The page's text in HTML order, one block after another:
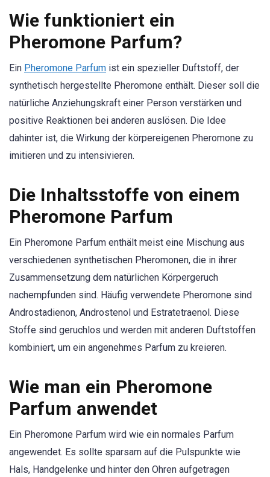
Wie funktioniert ein
Pheromone Parfum?
Ein Pheromone Parfum ist ein spezieller Duftstoff, der
synthetisch hergestellte Pheromone enthält. Dieser soll die
natürliche Anziehungskraft einer Person verstärken und
positive Reaktionen bei anderen auslösen. Die Idee
dahinter ist, die Wirkung der körpereigenen Pheromone zu
imitieren und zu intensivieren.
Die Inhaltsstoffe von einem
Pheromone Parfum
Ein Pheromone Parfum enthält meist eine Mischung aus
verschiedenen synthetischen Pheromonen, die in ihrer
Zusammensetzung dem natürlichen Körpergeruch
nachempfunden sind. Häufig verwendete Pheromone sind
Androstadienon, Androstenol und Estratetraenol. Diese
Stoffe sind geruchlos und werden mit anderen Duftstoffen
kombiniert, um ein angenehmes Parfum zu kreieren.
Wie man ein Pheromone
Parfum anwendet
Ein Pheromone Parfum wird wie ein normales Parfum
angewendet. Es sollte sparsam auf die Pulspunkte wie
Hals, Handgelenke und hinter den Ohren aufgetragen